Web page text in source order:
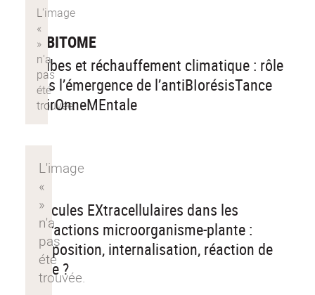
AMBITOME
AMibes et réchauffement climatique : rôle
dans l’émergence de l’antiBIorésisTance
envirOnneMEntale
VEX
Vésicules EXtracellulaires dans les
interactions microorganisme-plante :
composition, internalisation, réaction de
l’hôte ?